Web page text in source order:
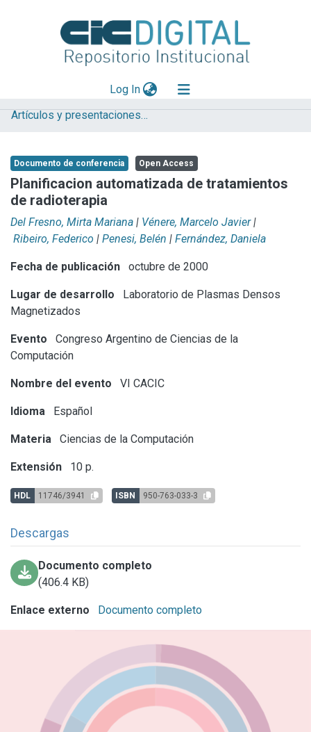
Log In(current)
Explorar
Aportar material
Statistics
Artículos y presentaciones en Congresos
Documento de conferencia Open Access
Planificacion automatizada de tratamientos
de radioterapia
Del Fresno, Mirta Mariana | Vénere, Marcelo Javier |
Ribeiro, Federico | Penesi, Belén | Fernández, Daniela
Fecha de publicación octubre de 2000
Lugar de desarrollo
Laboratorio de Plasmas Densos
Magnetizados
Evento
Congreso Argentino de Ciencias de la
Computación
Nombre del evento VI CACIC
Idioma Español
Materia Ciencias de la Computación
Extensión 10 p.
HDL 11746/3941 ISBN 950-763-033-3
Descargas
Documento completo
(406.4 KB)
Enlace externo Documento completo